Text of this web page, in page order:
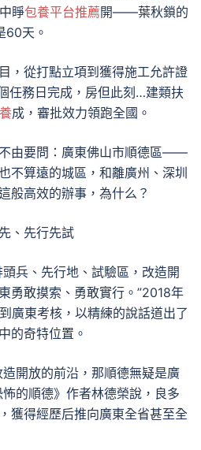
睜包養平台推薦開——葉秋鎖的
60天。
從打點立項到獲得施工允許證
任務日完成，房但此刻…建類扶
成，審批效力領跑全國。
由要問：廣東佛山市順德區——
不算遠的城區，和離廣州、深圳
般高效的辦事，為什么？
、先行先試
兵、先行地、試驗區，改造開
勇敢摸索、勇敢實行。”2018年
廣東考核，以精練的說話道出了
的奇特位置。
開放的前沿，那順德無疑是廣
的順德》作者林德榮說，良多
獲得經歷后推向廣東全省甚至全